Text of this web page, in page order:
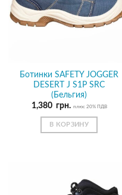
Ботинки SAFETY JOGGER
DESERT J S1P SRC
(Бельгия)
1,380 грн. плюс 20% ПДВ
В КОРЗИНУ